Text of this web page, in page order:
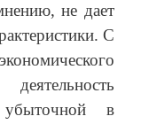
не дает
С
в